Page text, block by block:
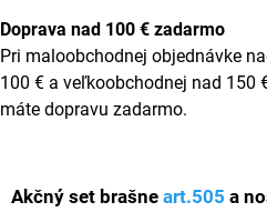
Doprava nad 100 € zadarmo
Pri maloobchodnej objednávke
100 € a veľkoobchodnej nad 150
máte dopravu zadarmo.
Akčný set brašne art.505 a